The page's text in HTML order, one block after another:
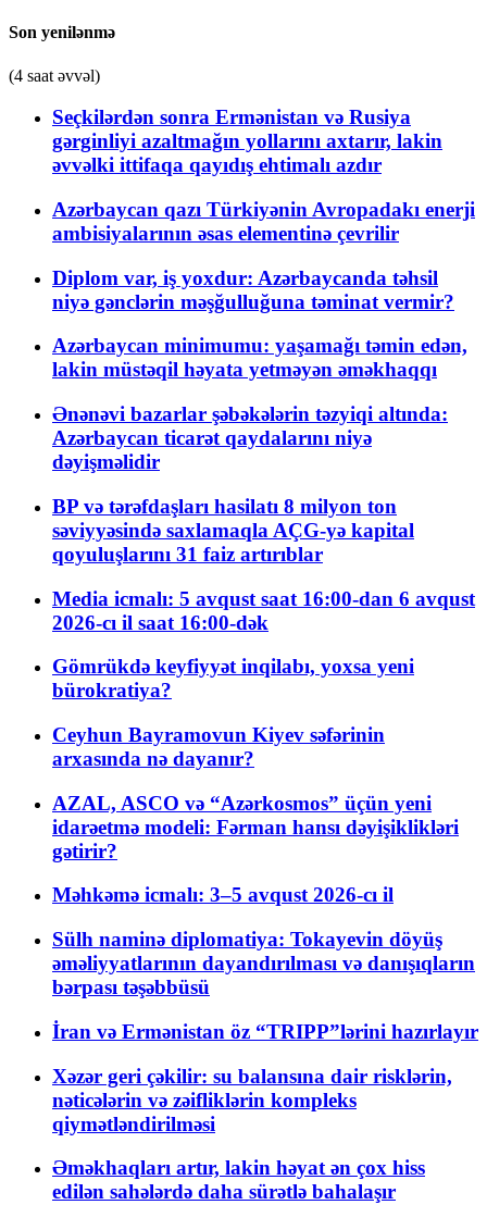
Son yenilənmə
(4 saat əvvəl)
Seçkilərdən sonra Ermənistan və Rusiya
gərginliyi azaltmağın yollarını axtarır, lakin
əvvəlki ittifaqa qayıdış ehtimalı azdır
Azərbaycan qazı Türkiyənin Avropadakı enerji
ambisiyalarının əsas elementinə çevrilir
Diplom var, iş yoxdur: Azərbaycanda təhsil
niyə gənclərin məşğulluğuna təminat vermir?
Azərbaycan minimumu: yaşamağı təmin edən,
lakin müstəqil həyata yetməyən əməkhaqqı
Ənənəvi bazarlar şəbəkələrin təzyiqi altında:
Azərbaycan ticarət qaydalarını niyə
dəyişməlidir
BP və tərəfdaşları hasilatı 8 milyon ton
səviyyəsində saxlamaqla AÇG-yə kapital
qoyuluşlarını 31 faiz artırıblar
Media icmalı: 5 avqust saat 16:00-dan 6 avqust
2026-cı il saat 16:00-dək
Gömrükdə keyfiyyət inqilabı, yoxsa yeni
bürokratiya?
Ceyhun Bayramovun Kiyev səfərinin
arxasında nə dayanır?
AZAL, ASCO və “Azərkosmos” üçün yeni
idarəetmə modeli: Fərman hansı dəyişiklikləri
gətirir?
Məhkəmə icmalı: 3–5 avqust 2026-cı il
Sülh naminə diplomatiya: Tokayevin döyüş
əməliyyatlarının dayandırılması və danışıqların
bərpası təşəbbüsü
İran və Ermənistan öz “TRIPP”lərini hazırlayır
Xəzər geri çəkilir: su balansına dair risklərin,
nəticələrin və zəifliklərin kompleks
qiymətləndirilməsi
Əməkhaqları artır, lakin həyat ən çox hiss
edilən sahələrdə daha sürətlə bahalaşır